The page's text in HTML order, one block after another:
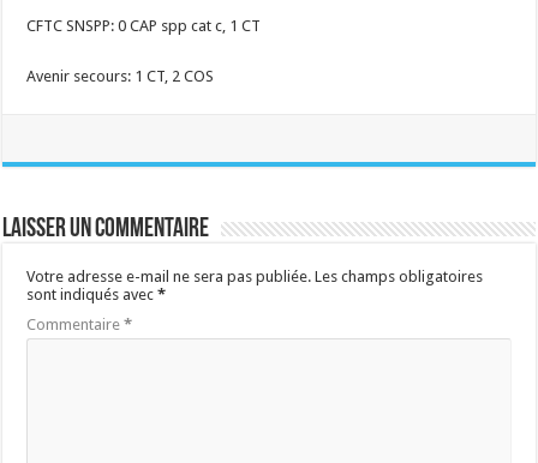
CFTC SNSPP: 0 CAP spp cat c, 1 CT
Avenir secours: 1 CT, 2 COS
Laisser un commentaire
Votre adresse e-mail ne sera pas publiée. Les champs obligatoires
sont indiqués avec*
Commentaire*